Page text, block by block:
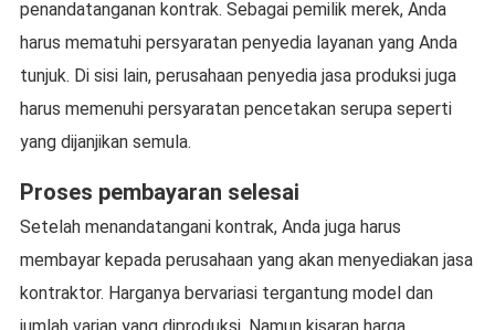
penandatanganan kontrak. Sebagai pemilik merek, Anda
harus mematuhi persyaratan penyedia layanan yang Anda
tunjuk. Di sisi lain, perusahaan penyedia jasa produksi juga
harus memenuhi persyaratan pencetakan serupa seperti
yang dijanjikan semula.
Proses pembayaran selesai
Setelah menandatangani kontrak, Anda juga harus
membayar kepada perusahaan yang akan menyediakan jasa
kontraktor. Harganya bervariasi tergantung model dan